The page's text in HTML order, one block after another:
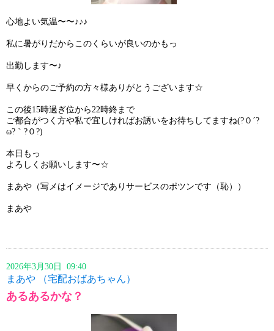
心地よい気温〜〜♪♪♪
私に暑がりだからこのくらいが良いのかもっ
出勤します〜♪
早くからのご予約の方々様ありがとうございます☆
この後15時過ぎ位から22時終まで
ご都合がつく方や私で宜しければお誘いをお待ちしてますね(?０´?
ω?｀?０?)
本日もっ
よろしくお願いします〜☆
まあや（写メはイメージでありサービスのポツンです（恥））
まあや
2026年3月30日 09:40
まあや （宅配おばあちゃん）
あるあるかな？